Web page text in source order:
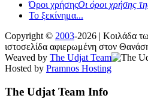
Όροι χρήσηςΟι όροι χρήσης
Το ξεκίνημα...
Copyright © 2003-2026 | Κοιλάδα
ιστοσελίδα αφιερωμένη στον
Weaved by The Udjat Team
Hosted by Pramnos Hosting
The Udjat Team Info